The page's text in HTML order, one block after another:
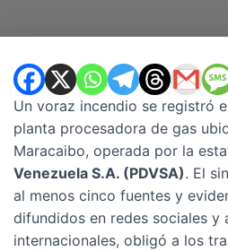
Un voraz incendio se registró
planta procesadora de gas
Maracaibo, operada por la
Venezuela S.A. (PDVSA). El
al menos cinco fuentes y
difundidos en redes sociales y
internacionales, obligó a los